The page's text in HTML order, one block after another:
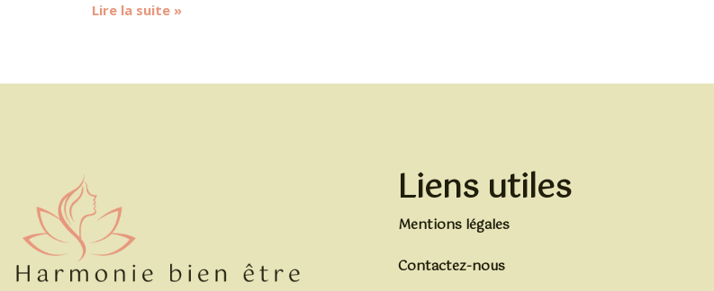
Lire la suite »
Liens utiles
Mentions légales
Contactez-nous